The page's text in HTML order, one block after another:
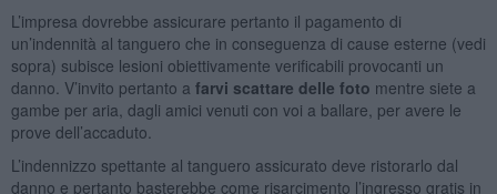
L’impresa dovrebbe assicurare pertanto il pagamento di
un’indennità al tanguero che in conseguenza di cause esterne (vedi
sopra) subisce lesioni obiettivamente verificabili provocanti un
danno. V’invito pertanto a farvi scattare delle foto mentre siete a
gambe per aria, dagli amici venuti con voi a ballare, per avere le
prove dell’accaduto.
L’indennizzo spettante al tanguero assicurato deve ristorarlo dal
danno e pertanto basterebbe come risarcimento l’ingresso gratis in